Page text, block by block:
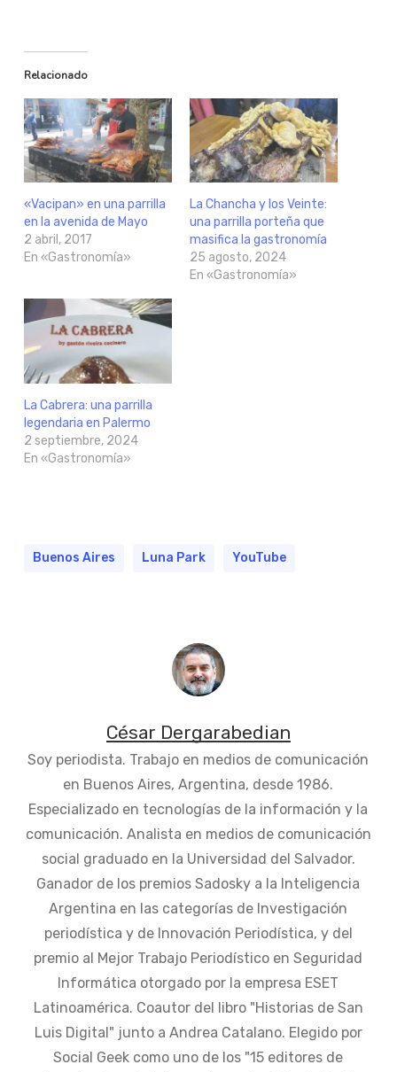
Relacionado
«Vacipan» en una parrilla
en la avenida de Mayo
2 abril, 2017
En «Gastronomía»
La Chancha y los Veinte:
una parrilla porteña que
masifica la gastronomía
25 agosto, 2024
En «Gastronomía»
La Cabrera: una parrilla
legendaria en Palermo
2 septiembre, 2024
En «Gastronomía»
Buenos Aires Luna Park YouTube
César Dergarabedian
Soy periodista. Trabajo en medios de comunicación
en Buenos Aires, Argentina, desde 1986.
Especializado en tecnologías de la información y la
comunicación. Analista en medios de comunicación
social graduado en la Universidad del Salvador.
Ganador de los premios Sadosky a la Inteligencia
Argentina en las categorías de Investigación
periodística y de Innovación Periodística, y del
premio al Mejor Trabajo Periodístico en Seguridad
Informática otorgado por la empresa ESET
Latinoamérica. Coautor del libro "Historias de San
Luis Digital" junto a Andrea Catalano. Elegido por
Social Geek como uno de los "15 editores de